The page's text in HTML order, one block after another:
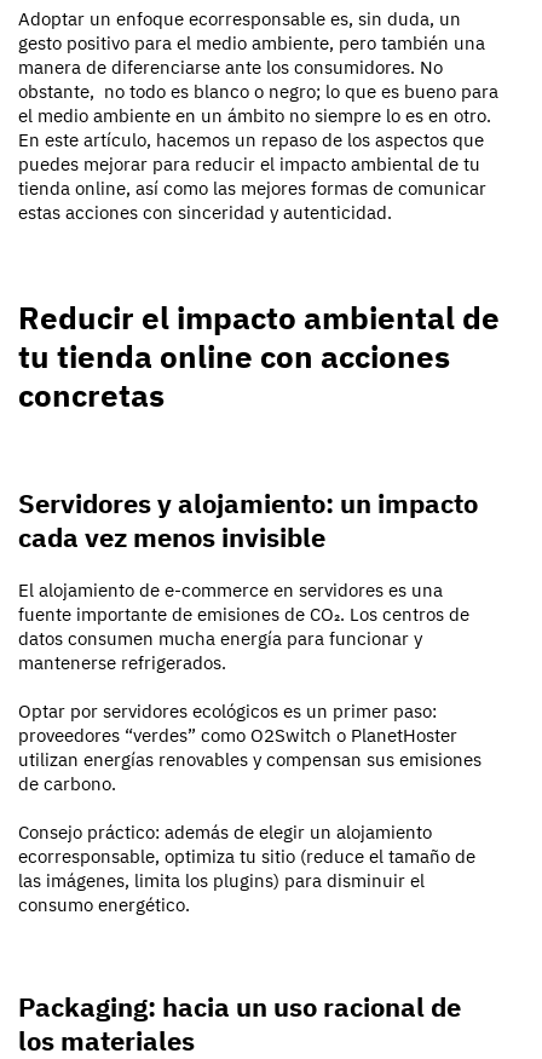
Adoptar un enfoque ecorresponsable es, sin duda, un
gesto positivo para el medio ambiente, pero también una
manera de diferenciarse ante los consumidores. No
obstante, no todo es blanco o negro; lo que es bueno para
el medio ambiente en un ámbito no siempre lo es en otro.
En este artículo, hacemos un repaso de los aspectos que
puedes mejorar para reducir el impacto ambiental de tu
tienda online, así como las mejores formas de comunicar
estas acciones con sinceridad y autenticidad.
Reducir el impacto ambiental de
tu tienda online con acciones
concretas
Servidores y alojamiento: un impacto
cada vez menos invisible
El alojamiento de e-commerce en servidores es una
fuente importante de emisiones de CO₂. Los centros de
datos consumen mucha energía para funcionar y
mantenerse refrigerados.
Optar por servidores ecológicos es un primer paso:
proveedores “verdes” como O2Switch o PlanetHoster
utilizan energías renovables y compensan sus emisiones
de carbono.
Consejo práctico: además de elegir un alojamiento
ecorresponsable, optimiza tu sitio (reduce el tamaño de
las imágenes, limita los plugins) para disminuir el
consumo energético.
Packaging: hacia un uso racional de
los materiales